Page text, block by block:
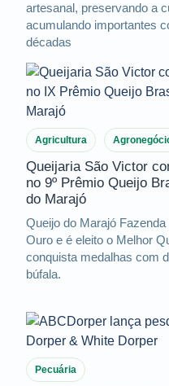
artesanal, preservando a
acumulando importantes
décadas
Agricultura
Queijaria São Victor
no 9º Prêmio Queijo
do Marajó
Queijo do Marajó
Ouro e é eleito o Melhor
conquista medalhas com
búfala.
Pecuária